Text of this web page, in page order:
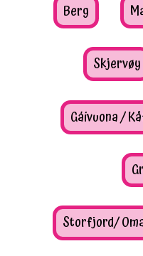
Berg
Skjervøy
Gáivuona /
Storfjord/